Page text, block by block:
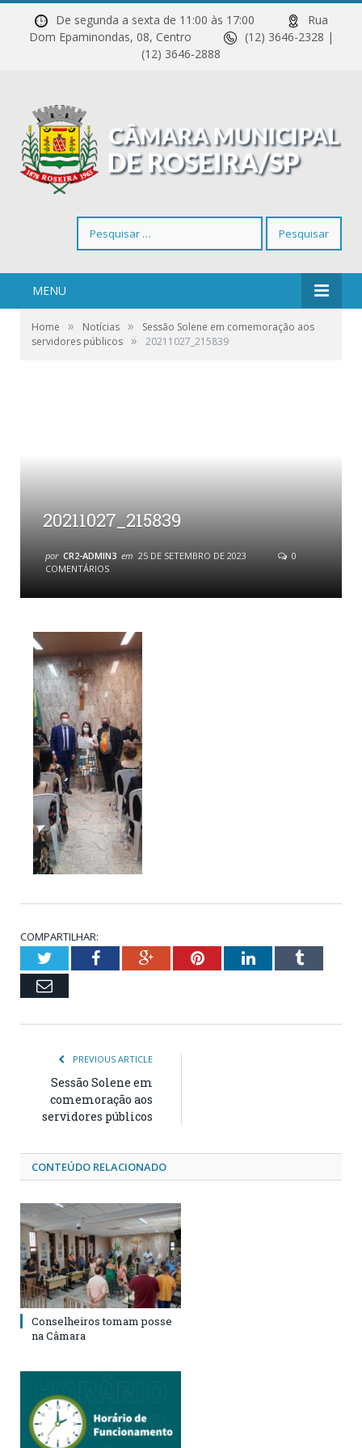
De segunda a sexta de 11:00 às 17:00
Rua
Dom Epaminondas, 08, Centro
(12) 3646-2328 |
(12) 3646-2888
por:
MENU
Home » Notícias »
Sessão Solene em comemoração aos
servidores públicos » 20211027_215839
20211027_215839
por CR2-ADMIN3 em 25 DE SETEMBRO DE 2023
0
COMENTÁRIOS
COMPARTILHAR:
TwitterFacebookGoogle+PinterestLinkedInTumblr
Email
PREVIOUS ARTICLE
Sessão Solene em
comemoração aos
servidores públicos
CONTEÚDO RELACIONADO
Conselheiros tomam posse
na Câmara